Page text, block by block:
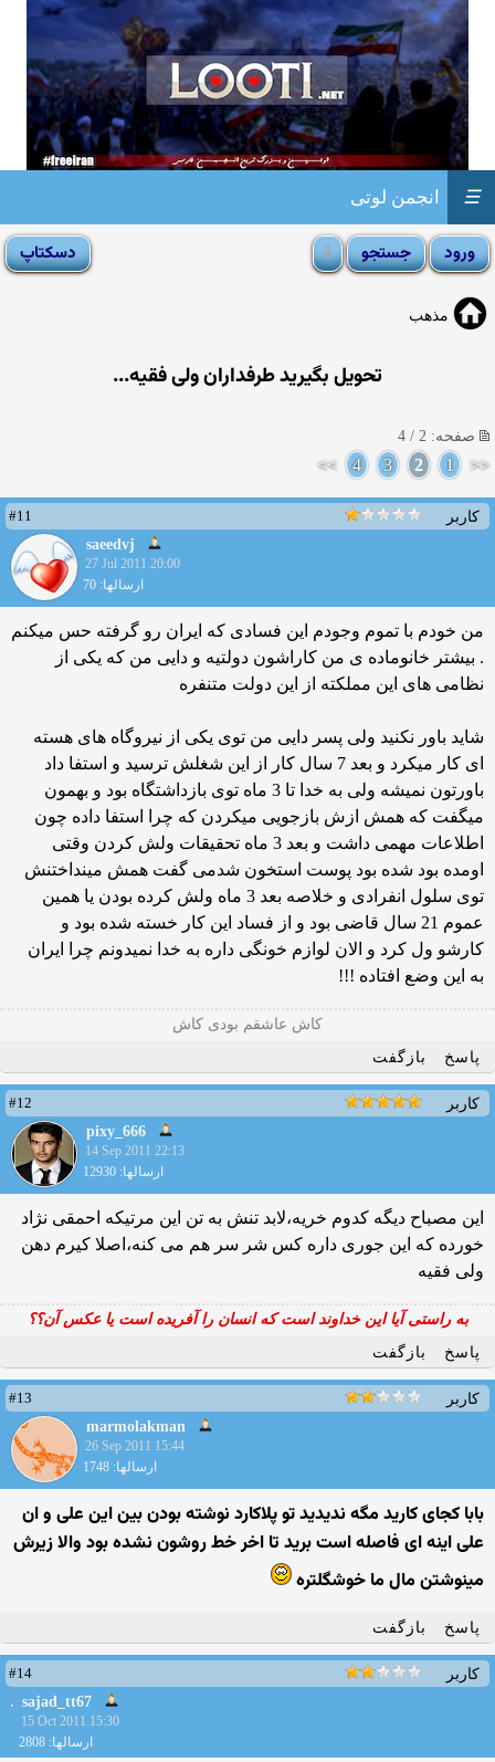
انجمن لوتی ☰
مذهب
تحویل بگیرید طرفداران ولی فقیه...
صفحه: 2 / 4
<<
1
2
3
4
>>
کاربر
#11
saeedvj
27 Jul 2011 20:00
ارسالها: 70
من خودم با تموم وجودم این فسادی كه ایران رو گرفته حس میكنم
. بیشتر خانوماده ی من كاراشون دولتیه و دایی من كه یكی از
نظامی های این مملكته از این دولت متنفره
شاید باور نكنید ولی پسر دایی من توی یكی از نیروگاه های هسته
ای كار میكرد و بعد 7 سال كار از این شغلش ترسید و استفا داد
باورتون نمیشه ولی به خدا تا 3 ماه توی بازداشتگاه بود و بهمون
میگفت كه همش ازش بازجویی میكردن كه چرا استفا داده چون
اطلاعات مهمی داشت و بعد 3 ماه تحقیقات ولش كردن وقتی
اومده بود شده بود پوست استخون شدمی گفت همش مینداختنش
توی سلول انفرادی و خلاصه بعد 3 ماه ولش کرده بودن یا همین
عموم 21 سال قاضی بود و از فساد این کار خسته شده بود و
کارشو ول کرد و الان لوازم خونگی داره به خدا نمیدونم چرا ایران
به این وضع افتاده !!!
کاش عاشقم بودی کاش
پاسخ
بازگفت
کاربر
#12
pixy_666
14 Sep 2011 22:13
ارسالها: 12930
این مصباح دیگه کدوم خریه،لابد تنش به تن این مرتیکه احمقی نژاد
خورده که این جوری داره کس شر سر هم می کنه،اصلا کیرم دهن
ولی فقیه
به راستی آیا این خداوند است که انسان را آفریده است یا عکس آن؟؟
پاسخ
بازگفت
کاربر
#13
marmolakman
26 Sep 2011 15:44
ارسالها: 1748
بابا کجای کارید مگه ندیدید تو پلاکارد نوشته بودن بین این علی و ان
علی اینه ای فاصله است برید تا اخر خط روشون نشده بود والا زیرش
مینوشتن مال ما خوشگلتره
پاسخ بازگفت
کاربر
#14
sajad_tt67
15 Oct 2011 15:30
ارسالها: 2808